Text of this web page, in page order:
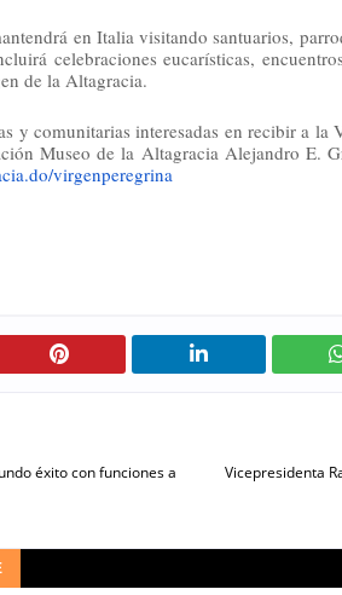
en Italia visitando santuarios,
celebraciones eucarísticas,
de la Altagracia.
y comunitarias interesadas en recibir a
Museo de la Altagracia Alejandro E.
virgenperegrina
Vicepresidenta
éxito con funciones a